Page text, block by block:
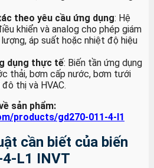
theo yêu cầu ứng dụng: Hệ
khiển và analog cho phép giám
áp suất hoặc nhiệt độ hiệu
dụng thực tế: Biến tần ứng dụng
thải, bơm cấp nước, bơm tưới
thị và HVAC.
sản phẩm:
products/gd270-011-4-l1
cần biết của biến
L1 INVT